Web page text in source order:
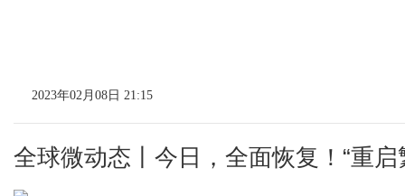
2023年02月08日 21:15
全球微动态丨今日，全面恢复！“重启